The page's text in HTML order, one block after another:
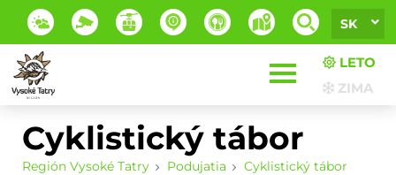
SK
LETO
ZIMA
Cyklistický tábor
Región Vysoké Tatry Podujatia Cyklistický tábor